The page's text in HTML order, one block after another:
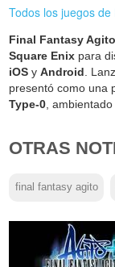
Todos los juegos
Final Fantasy Agito
Square Enix para
iOS yAndroid.
presentó como una
Type-0,
OTRAS
final fantasy agito